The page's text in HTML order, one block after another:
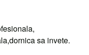
sa invete.